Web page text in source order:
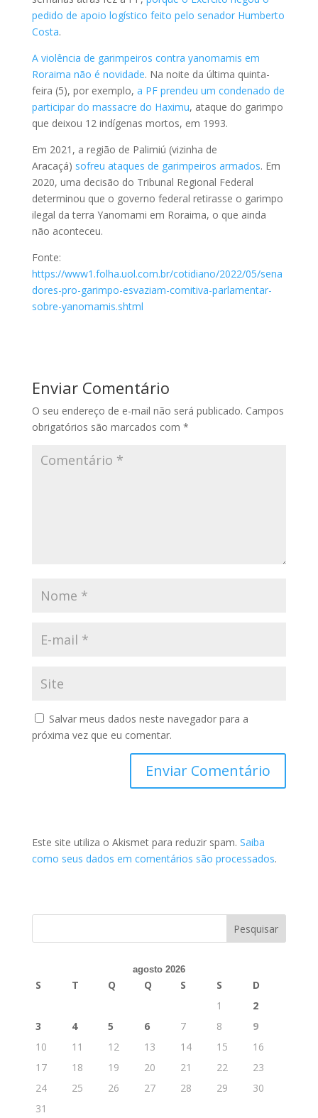
pedido de apoio logístico feito pelo senador Humberto
Costa.
A violência de garimpeiros contra yanomamis em
Roraima não é novidade. Na noite da última quinta-
feira (5), por exemplo, a PF prendeu um condenado de
participar do massacre do Haximu, ataque do garimpo
que deixou 12 indígenas mortos, em 1993.
Em 2021, a região de Palimiú (vizinha de
Aracaçá) sofreu ataques de garimpeiros armados. Em
2020, uma decisão do Tribunal Regional Federal
determinou que o governo federal retirasse o garimpo
ilegal da terra Yanomami em Roraima, o que ainda
não aconteceu.
Fonte:
https://www1.folha.uol.com.br/cotidiano/2022/05/sena
dores-pro-garimpo-esvaziam-comitiva-parlamentar-
sobre-yanomamis.shtml
Enviar Comentário
O seu endereço de e-mail não será publicado. Campos
obrigatórios são marcados com *
Salvar meus dados neste navegador para a
próxima vez que eu comentar.
Este site utiliza o Akismet para reduzir spam. Saiba
como seus dados em comentários são processados.
agosto 2026
S T Q Q S S
D
1
2
3
4 5 6 7 8
9
10
11 12 13 14 15
16
17
18 19 20 21 22
23
24
25 26 27 28 29
30
31